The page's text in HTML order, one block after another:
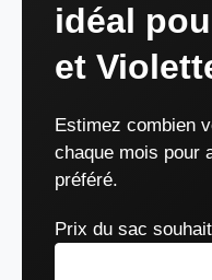
idéal
et
Estimez combien
chaque mois pour
préféré.
Prix du sac